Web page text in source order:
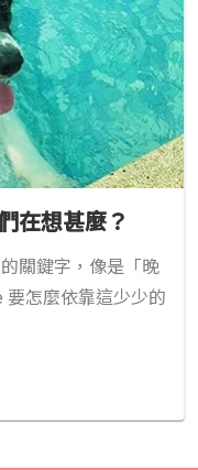
在想甚麼？
關鍵字，像是「晚
要怎麼依靠這少少的